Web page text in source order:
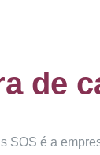
de
SOS é a